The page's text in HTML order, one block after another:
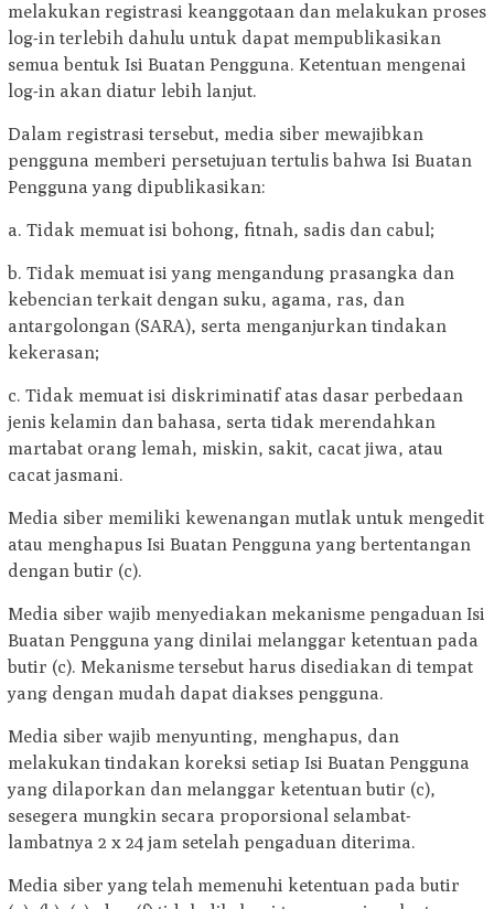
melakukan registrasi keanggotaan dan melakukan proses
log-in terlebih dahulu untuk dapat mempublikasikan
semua bentuk Isi Buatan Pengguna. Ketentuan mengenai
log-in akan diatur lebih lanjut.
Dalam registrasi tersebut, media siber mewajibkan
pengguna memberi persetujuan tertulis bahwa Isi Buatan
Pengguna yang dipublikasikan:
a. Tidak memuat isi bohong, fitnah, sadis dan cabul;
b. Tidak memuat isi yang mengandung prasangka dan
kebencian terkait dengan suku, agama, ras, dan
antargolongan (SARA), serta menganjurkan tindakan
kekerasan;
c. Tidak memuat isi diskriminatif atas dasar perbedaan
jenis kelamin dan bahasa, serta tidak merendahkan
martabat orang lemah, miskin, sakit, cacat jiwa, atau
cacat jasmani.
Media siber memiliki kewenangan mutlak untuk mengedit
atau menghapus Isi Buatan Pengguna yang bertentangan
dengan butir (c).
Media siber wajib menyediakan mekanisme pengaduan Isi
Buatan Pengguna yang dinilai melanggar ketentuan pada
butir (c). Mekanisme tersebut harus disediakan di tempat
yang dengan mudah dapat diakses pengguna.
Media siber wajib menyunting, menghapus, dan
melakukan tindakan koreksi setiap Isi Buatan Pengguna
yang dilaporkan dan melanggar ketentuan butir (c),
sesegera mungkin secara proporsional selambat-
lambatnya 2 x 24 jam setelah pengaduan diterima.
Media siber yang telah memenuhi ketentuan pada butir